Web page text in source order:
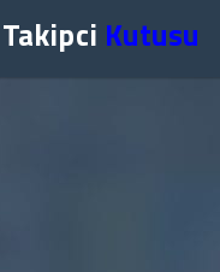
Takipci Kutusu